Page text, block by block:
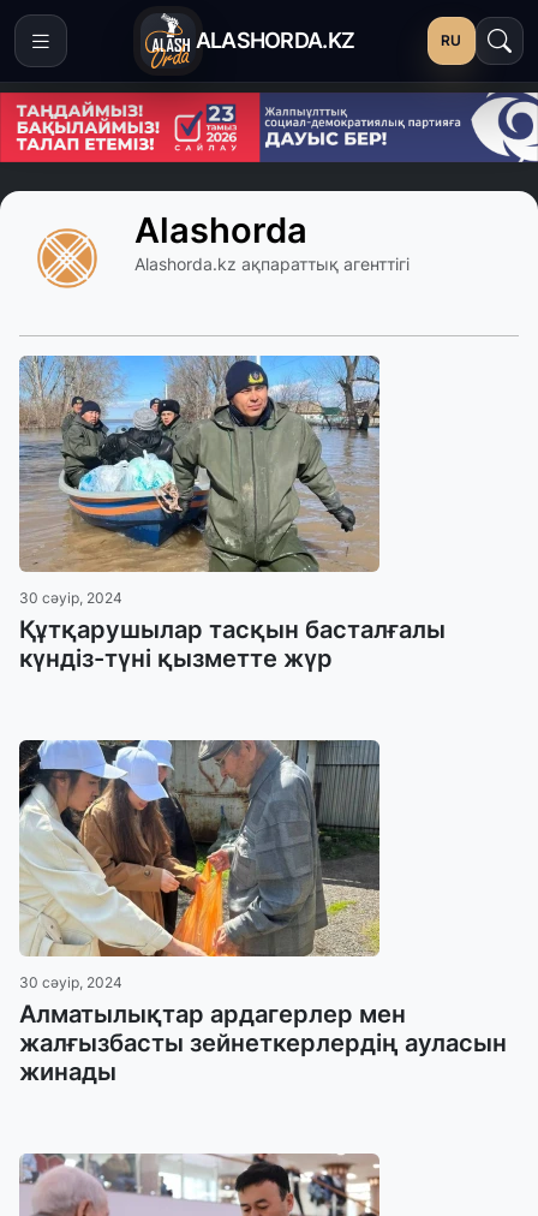
ALASHORDA.KZ RU
Alashorda
Alashorda.kz ақпараттық агенттігі
30 сәуір, 2024
Құтқарушылар тасқын басталғалы
күндіз-түні қызметте жүр
30 сәуір, 2024
Алматылықтар ардагерлер мен
жалғызбасты зейнеткерлердің ауласын
жинады